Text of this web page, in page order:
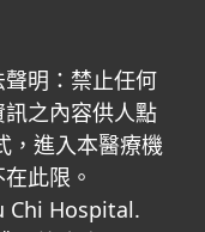
明：禁止任何
之內容供人點
，進入本醫療機
此限。
Chi Hospital.